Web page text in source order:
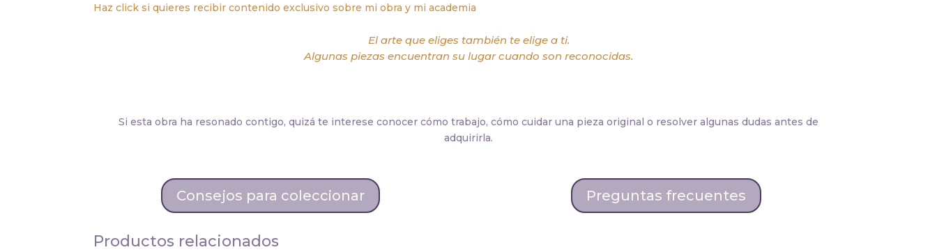
Haz click si quieres recibir contenido exclusivo sobre mi obra y mi academia
El arte que eliges también te elige a ti.
Algunas piezas encuentran su lugar cuando son reconocidas.
Si esta obra ha resonado contigo, quizá te interese conocer cómo trabajo, cómo cuidar una pieza original o resolver algunas dudas antes de
adquirirla.
Consejos para coleccionar Preguntas frecuentes
Productos relacionados